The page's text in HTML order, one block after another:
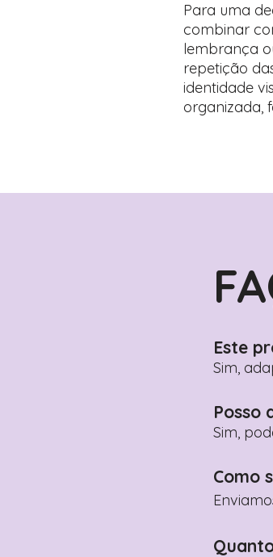
Para uma
combinar
lembrança
repetição
identidade
organizada,
Este
Sim,
Posso
Sim,
Como